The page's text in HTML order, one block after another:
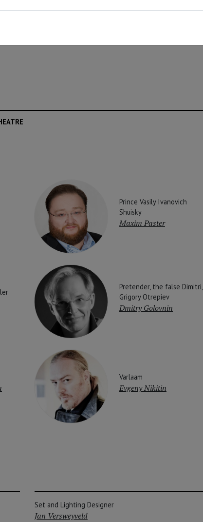
and Kings of War based on plays by
Opera.
Prince Vasily Ivanovich
Shuisky
Maxim Paster
Pretender, the false Dimitri,
Grigory Otrepiev
Dmitry Golovnin
Varlaam
Evgeny Nikitin
Set and Lighting Designer
Jan Versweyveld